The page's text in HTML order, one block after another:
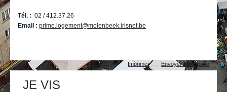
Tél. : 02 / 412.37.26
Email : prime.logement@molenbeek.irisnet.be
sur
Imprimer Envoyer cette page
JE VIS